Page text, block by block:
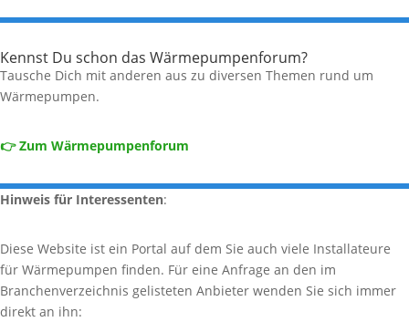
Kennst Du schon das Wärmepumpenforum?
Tausche Dich mit anderen aus zu diversen Themen rund um
Wärmepumpen.
👉 Zum Wärmepumpenforum
Hinweis für Interessenten:
Diese Website ist ein Portal auf dem Sie auch viele Installateure
für Wärmepumpen finden. Für eine Anfrage an den im
Branchenverzeichnis gelisteten Anbieter wenden Sie sich immer
direkt an ihn: